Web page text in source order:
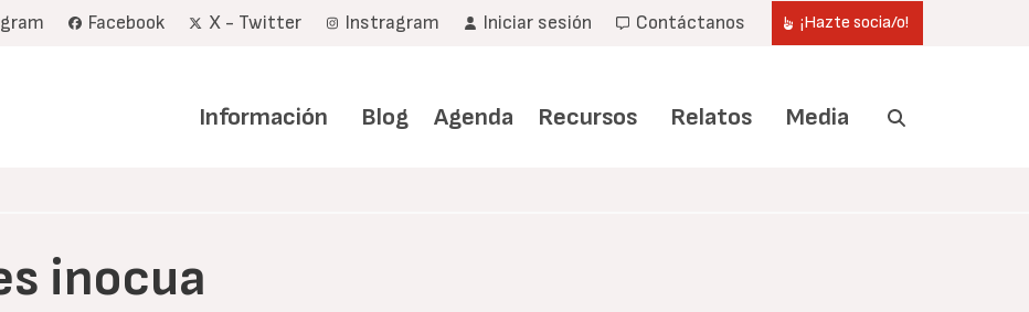
Facebook X - Twitter Instragram Iniciar sesión Contáctanos ¡Hazte socia/o!
Información Blog Agenda Recursos Relatos Media
inocua